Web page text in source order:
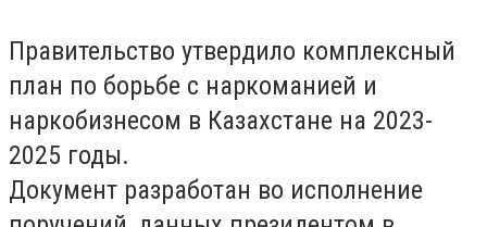
Правительство утвердило комплексный
план по борьбе с наркоманией и
наркобизнесом в Казахстане на 2023-
2025 годы.
Документ разработан во исполнение